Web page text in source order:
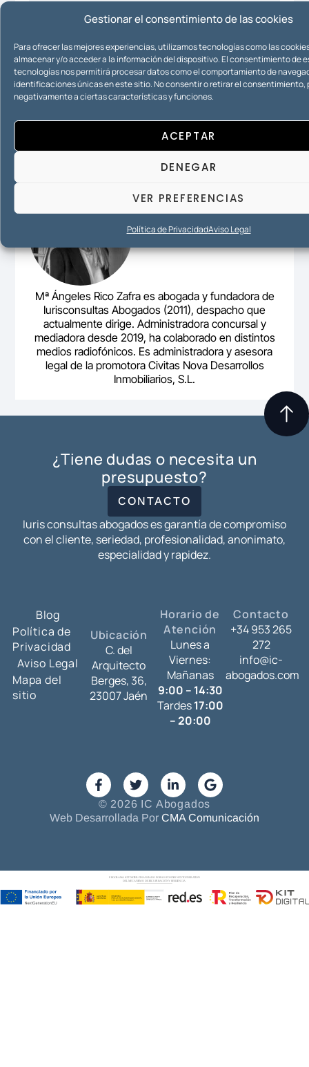
Gestionar el consentimiento de las cookies
Para ofrecer las mejores experiencias, utilizamos tecnologías como las
almacenar y/o acceder a la información del dispositivo. El consentimiento de
tecnologías nos permitirá procesar datos como el comportamiento de
identificaciones únicas en este sitio. No consentir o retirar el consentimiento,
negativamente a ciertas características y funciones.
ACEPTAR
DENEGAR
VER PREFERENCIAS
Política de PrivacidadAviso Legal
Propiedad Intelectual
Propiedad Industrial
Mª Ángeles Rico Zafra es abogada y fundadora de
Iurisconsultas Abogados (2011), despacho que
actualmente dirige. Administradora concursal y
mediadora desde 2019, ha colaborado en distintos
medios radiofónicos. Es administradora y asesora
legal de la promotora Civitas Nova Desarrollos
Inmobiliarios, S.L.
¿Tiene dudas o necesita un
presupuesto?
CONTACTO
Iuris consultas abogados es garantía de compromiso
con el cliente, seriedad, profesionalidad, anonimato,
especialidad y rapidez.
Blog
Política de
Privacidad
Aviso Legal
Mapa del
sitio
Ubicación
C. del
Arquitecto
Berges, 36,
23007 Jaén
Horario de
Atención
Lunes a
Viernes:
Mañanas
9:00 – 14:30
Tardes17:00
– 20:00
Contacto
+34 953 265
272
info@ic-
abogados.com
© 2026 IC Abogados
Web Desarrollada Por CMA Comunicación